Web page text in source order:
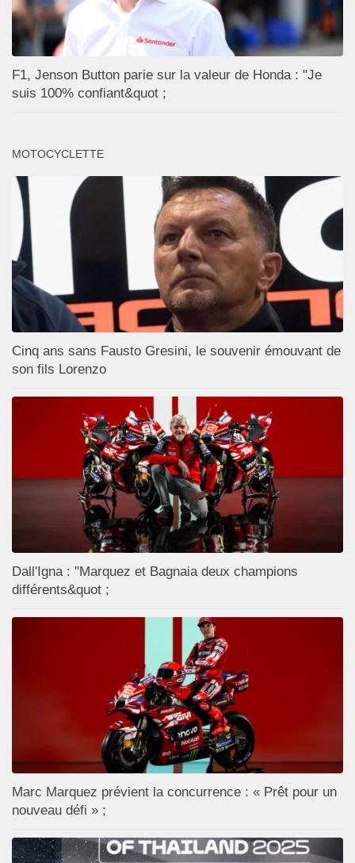
F1, Jenson Button parie sur la valeur de Honda : "Je
suis 100% confiant&quot ;
MOTOCYCLETTE
Cinq ans sans Fausto Gresini, le souvenir émouvant de
son fils Lorenzo
Dall'Igna : "Marquez et Bagnaia deux champions
différents&quot ;
Marc Marquez prévient la concurrence : « Prêt pour un
nouveau défi » ;